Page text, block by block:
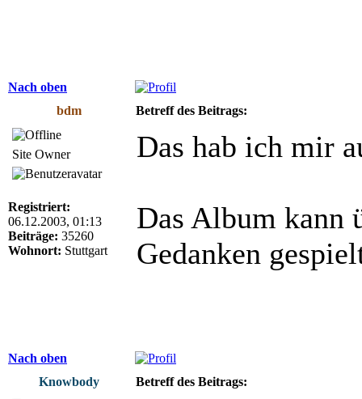
Nach oben
bdm
Betreff des Beitrags:
Site Owner
Registriert:
06.12.2003, 01:13
Beiträge: 35260
Wohnort: Stuttgart
Das hab ich mir
Das Album kann
Gedanken
Nach oben
Knowbody
Betreff des Beitrags: